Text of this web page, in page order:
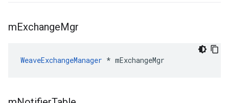
mExchangeMgr
WeaveExchangeManager * mExchangeMgr